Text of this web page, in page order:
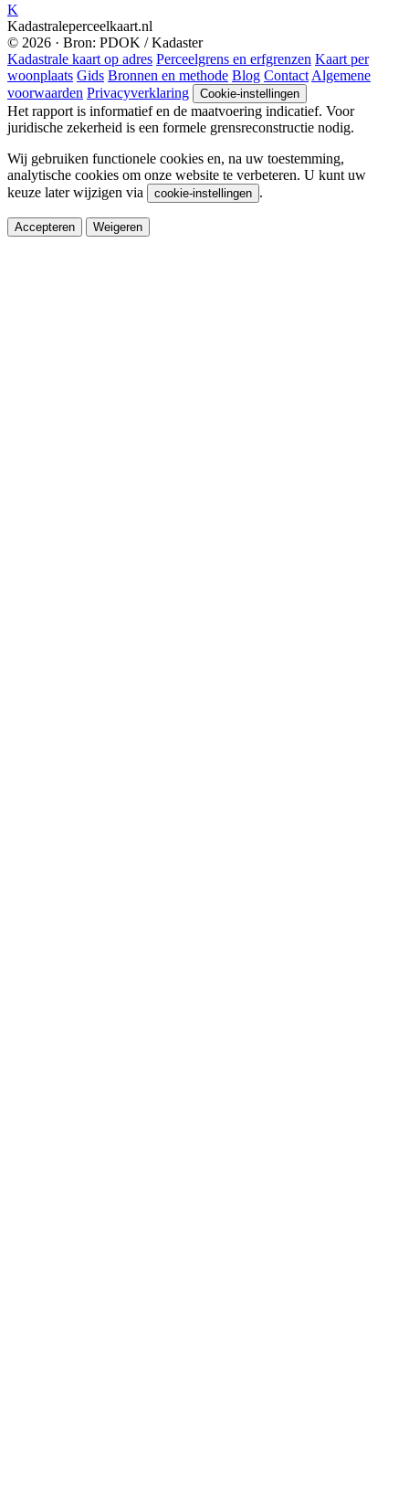
K
Kadastraleperceelkaart.nl
© 2026 · Bron: PDOK / Kadaster
Kadastrale kaart op adres Perceelgrens en erfgrenzen Kaart per
woonplaats Gids Bronnen en methode Blog Contact Algemene
voorwaarden Privacyverklaring Cookie-instellingen
Het rapport is informatief en de maatvoering indicatief. Voor
juridische zekerheid is een formele grensreconstructie nodig.
Wij gebruiken functionele cookies en, na uw toestemming,
analytische cookies om onze website te verbeteren. U kunt uw
keuze later wijzigen via
cookie-instellingen .
Accepteren Weigeren